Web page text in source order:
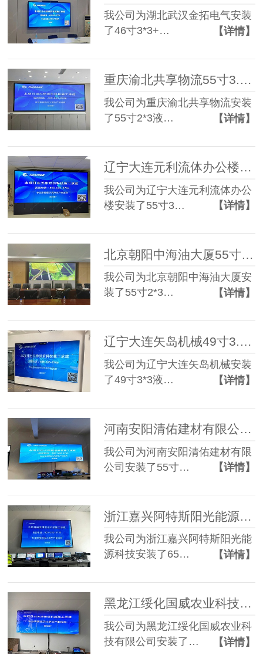
我公司为湖北武汉金拓电气安装
了46寸3*3+…
【详情】
重庆渝北共享物流55寸3.5mm 2*3液晶拼接屏
我公司为重庆渝北共享物流安装
了55寸2*3液…
【详情】
辽宁大连元利流体办公楼55寸3.5mm 3*4液晶拼接屏
我公司为辽宁大连元利流体办公
楼安装了55寸3…
【详情】
北京朝阳中海油大厦55寸0.88mm 2*3液晶拼接屏
我公司为北京朝阳中海油大厦安
装了55寸2*3…
【详情】
辽宁大连矢岛机械49寸3.5mm 3*3液晶拼接屏
我公司为辽宁大连矢岛机械安装
了49寸3*3液…
【详情】
河南安阳清佑建材有限公司55寸3.5mm 2*4液晶拼接屏
我公司为河南安阳清佑建材有限
公司安装了55寸…
【详情】
浙江嘉兴阿特斯阳光能源科技65寸3.5mm 3*3液晶拼接屏
我公司为浙江嘉兴阿特斯阳光能
源科技安装了65…
【详情】
黑龙江绥化国威农业科技有限公司55寸3.5mm 2*3液晶拼接屏
我公司为黑龙江绥化国威农业科
技有限公司安装了…
【详情】